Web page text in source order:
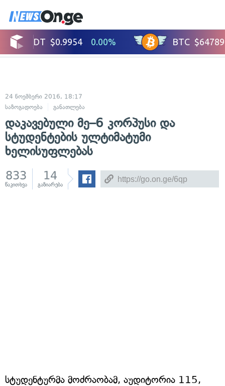
24 ნოემბერი 2016, 18:17
საზოგადოება
განათლება
დაკავებული მე–6 კორპუსი და
სტუდენტების ულტიმატუმი
ხელისუფლებას
833
წაკითხვა
14
გაზიარება
სტუდენტურმა მოძრაობამ, აუდიტორია 115,